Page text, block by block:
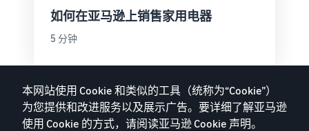
如何在亚马逊上销售家用电器
5 分钟
本网站使用 Cookie 和类似的工具（统称为“Cookie”）
为您提供和改进服务以及展示广告。要详细了解亚马逊
使用 Cookie 的方式，请阅读亚马逊 Cookie 声明。